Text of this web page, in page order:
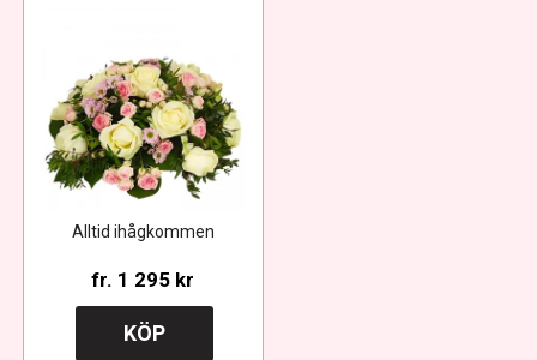
Alltid ihågkommen
fr. 1 295 kr
KÖP